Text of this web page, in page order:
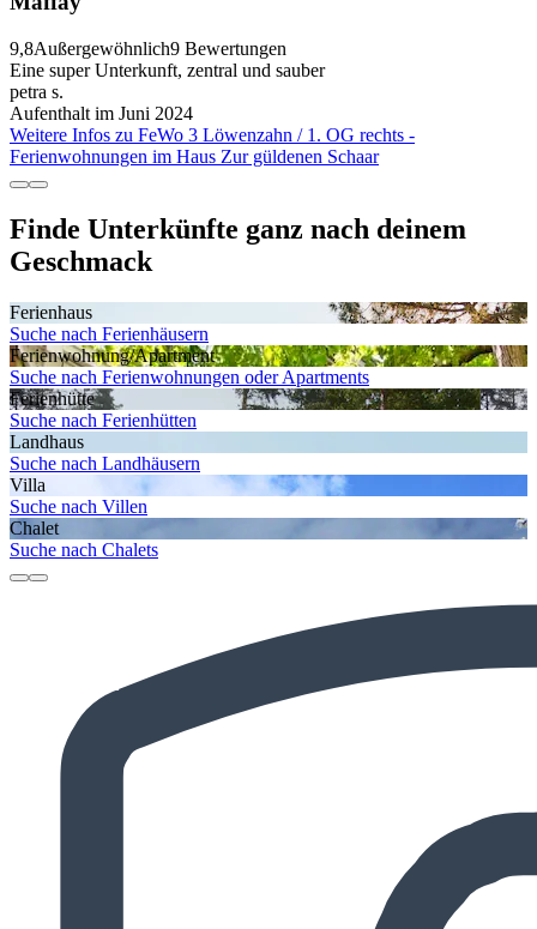
9,8Außergewöhnlich9 Bewertungen
Eine super Unterkunft, zentral und sauber
petra s.
Aufenthalt im Juni 2024
Weitere Infos zu FeWo 3 Löwenzahn / 1. OG rechts -
Ferienwohnungen im Haus Zur güldenen Schaar
Finde Unterkünfte ganz nach deinem
Geschmack
Ferienhaus
Suche nach Ferienhäusern
Ferienwohnung/Apartment
Suche nach Ferienwohnungen oder Apartments
Ferienhütte
Suche nach Ferienhütten
Landhaus
Suche nach Landhäusern
Villa
Suche nach Villen
Chalet
Suche nach Chalets